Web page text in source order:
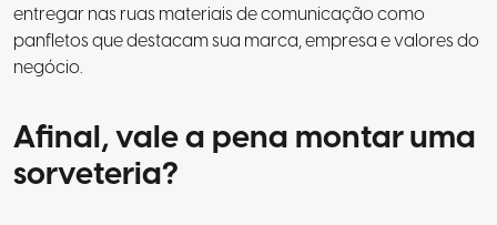
entregar nas ruas materiais de comunicação como
panfletos que destacam sua marca, empresa e valores do
negócio.
Afinal, vale a pena montar uma
sorveteria?